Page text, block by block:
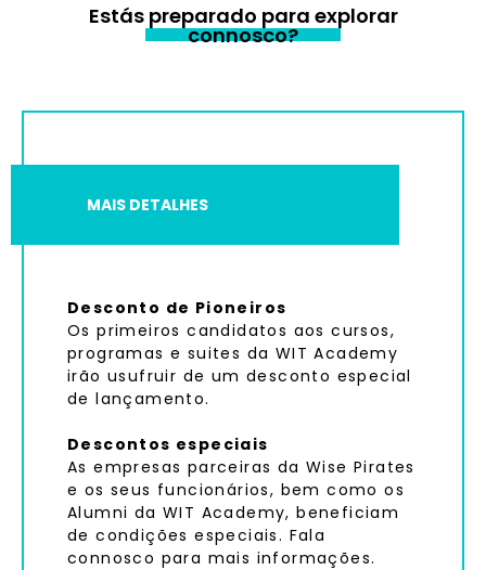
Estás preparado para explorar
connosco?
MAIS DETALHES
Desconto de Pioneiros
Os primeiros candidatos aos cursos,
programas e suites da WIT Academy
irão usufruir de um desconto especial
de lançamento.
Descontos especiais
As empresas parceiras da Wise Pirates
e os seus funcionários, bem como os
Alumni da WIT Academy, beneficiam
de condições especiais. Fala
connosco para mais informações.